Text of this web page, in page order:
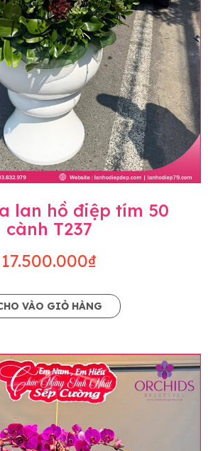
lan hồ điệp tím 50
cành T237
17.500.000₫
VÀO GIỎ HÀNG